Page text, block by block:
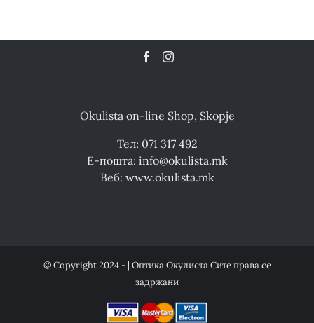
Okulista on-line Shop, Skopje
Тел: 071 317 492
Е-пошта: info@okulista.mk
Веб: www.okulista.mk
© Copyright 2024 - | Оптика Окулиста Сите права се
задржани